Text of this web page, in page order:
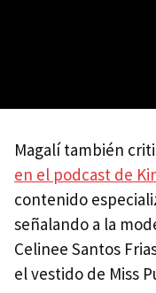
Magalí también
en el podcast de
contenido
señalando a la
Celinee Santos
el vestido de Miss